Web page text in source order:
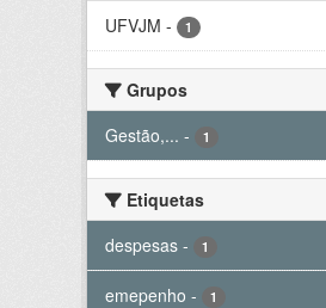
UFVJM - 1
Grupos
Gestão,... - 1
Etiquetas
despesas - 1
emepenho - 1